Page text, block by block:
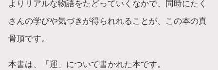
よりリアルな物語をたどっていくなかで、同時にたく
さんの学びや気づきが得られれることが、この本の真
骨頂です。
本書は、「運」について書かれた本です。